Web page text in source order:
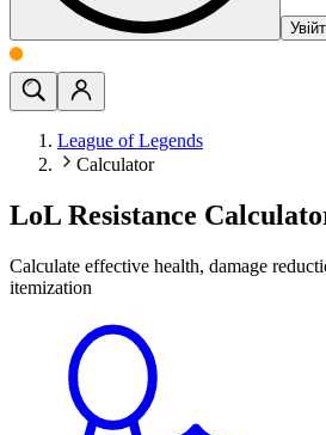
League of Legends
Calculator
LoL Resistance
Calculate effective health, damage
itemization